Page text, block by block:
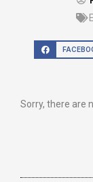
Sorry, there are